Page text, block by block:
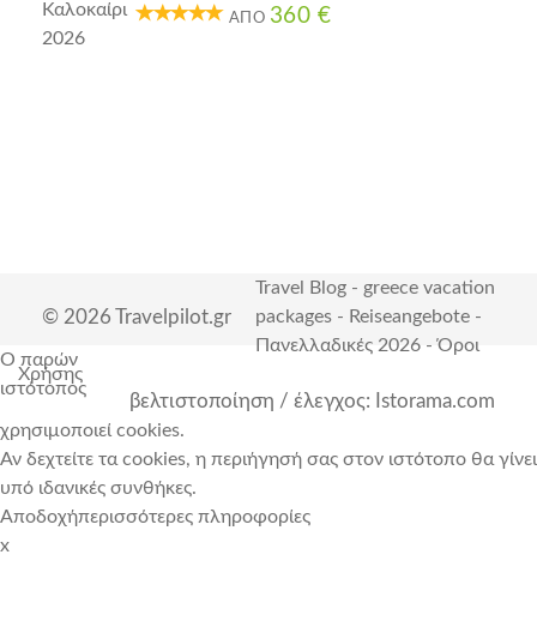
Καλοκαίρι
2026
ΑΠΌ 360 €
© 2026 Travelpilot.gr
Travel Blog - greece vacation
packages - Reiseangebote -
Πανελλαδικές 2026 -Όροι
Χρήσης
βελτιστοποίηση / έλεγχος: Istorama.com
Ο παρών
ιστότοπος
χρησιμοποιεί cookies.
Αν δεχτείτε τα cookies, η περιήγησή σας στον ιστότοπο θα γίνει
υπό ιδανικές συνθήκες.
Αποδοχήπερισσότερες πληροφορίες
x